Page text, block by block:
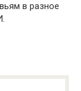
в разное